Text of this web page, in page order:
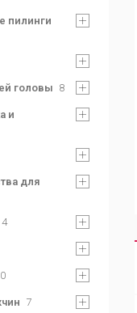
пилинги
головы 8
и
для
4
7